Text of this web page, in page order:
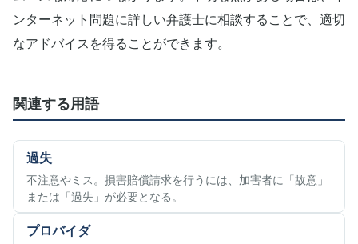
ンターネット問題に詳しい弁護士に相談することで、適切
なアドバイスを得ることができます。
関連する用語
過失
不注意やミス。損害賠償請求を行うには、加害者に「故意」
または「過失」が必要となる。
プロバイダ